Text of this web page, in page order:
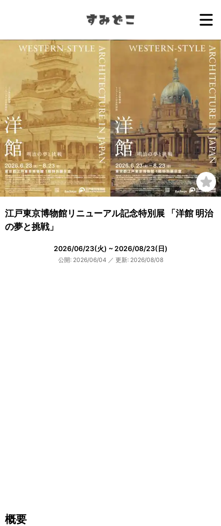
江戸東京博物館リニューアル記念特別展 「洋館 明治
の夢と挑戦」
2026/06/23(火) ~ 2026/08/23(日)
公開: 2026/06/04 ／ 更新: 2026/08/08
概要